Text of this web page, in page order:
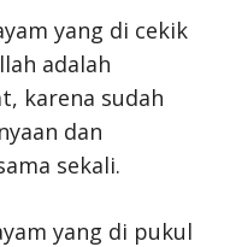
yang di cekik
adalah
karena sudah
dan
sekali.
yang di pukul